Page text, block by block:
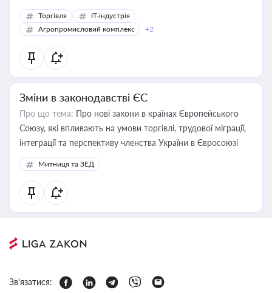
Торгівля
IT-індустрія
Агропромисловий комплекс
+2
Зміни в законодавстві ЄС
Про що тема: Про нові закони в країнах Європейського
Союзу, які впливають на умови торгівлі, трудової міграції,
інтеграції та перспективу членства України в Євросоюзі
Митниця та ЗЕД
Зв'язатися: